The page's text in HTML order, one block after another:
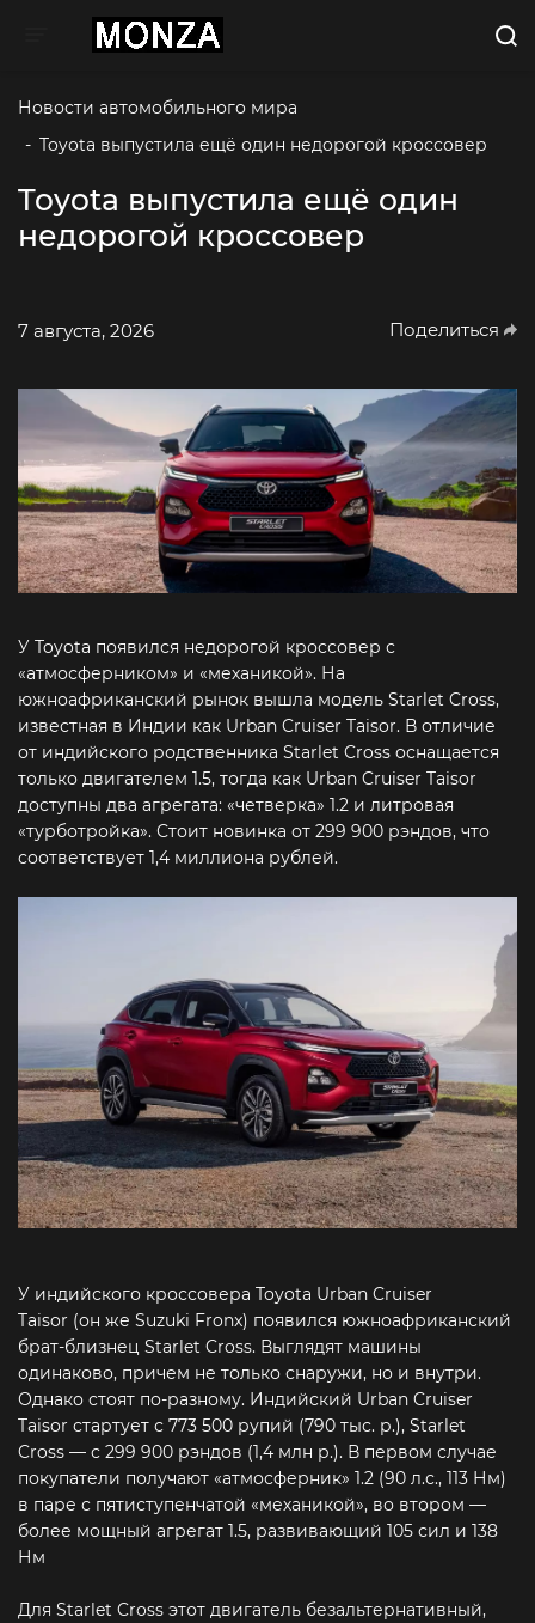
Toggle navigation
Новости автомобильного мира
- Toyota выпустила ещё один недорогой кроссовер
Toyota выпустила ещё один
недорогой кроссовер
7 августа, 2026 Поделиться
У Toyota появился недорогой кроссовер с
«атмосферником» и «механикой». На
южноафриканский рынок вышла модель Starlet Cross,
известная в Индии как Urban Cruiser Taisor. В отличие
от индийского родственника Starlet Cross оснащается
только двигателем 1.5, тогда как Urban Cruiser Taisor
доступны два агрегата: «четверка» 1.2 и литровая
«турботройка». Стоит новинка от 299 900 рэндов, что
соответствует 1,4 миллиона рублей.
У индийского кроссовера Toyota Urban Cruiser
Taisor (он же Suzuki Fronx) появился южноафриканский
брат-близнец Starlet Cross. Выглядят машины
одинаково, причем не только снаружи, но и внутри.
Однако стоят по-разному. Индийский Urban Cruiser
Taisor стартует с 773 500 рупий (790 тыс. р.), Starlet
Cross — с 299 900 рэндов (1,4 млн р.). В первом случае
покупатели получают «атмосферник» 1.2 (90 л.с., 113 Нм)
в паре с пятиступенчатой «механикой», во втором —
более мощный агрегат 1.5, развивающий 105 сил и 138
Нм
Для Starlet Cross этот двигатель безальтернативный,